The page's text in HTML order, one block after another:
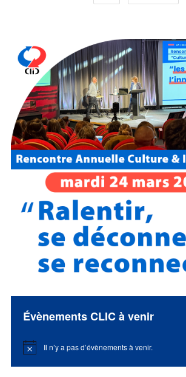
Évènements CLIC à venir
Notice Il n’y a pas d’évènements à venir.